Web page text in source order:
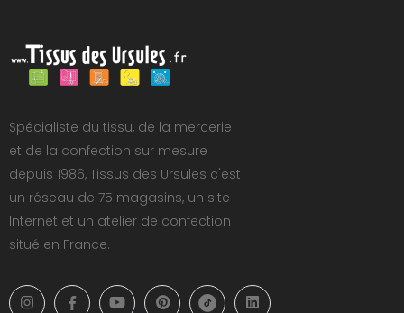
Spécialiste du tissu, de la mercerie
et de la confection sur mesure
depuis 1986, Tissus des Ursules c'est
un réseau de 75 magasins, un site
Internet et un atelier de confection
situé en France.